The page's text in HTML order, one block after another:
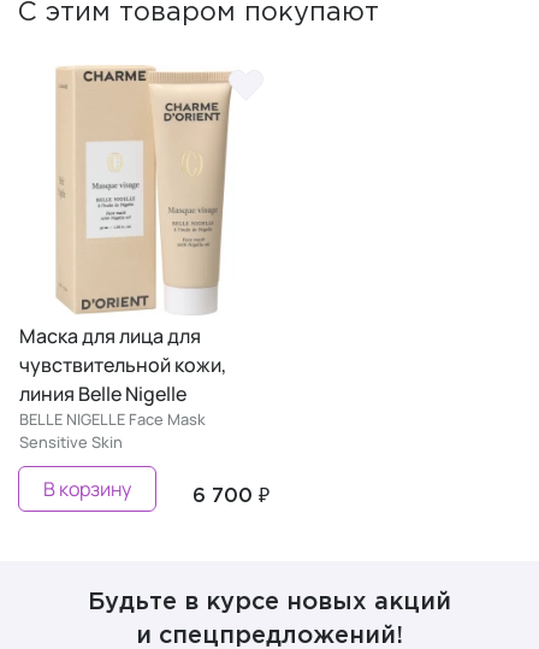
С этим товаром покупают
Маска для лица для
чувствительной кожи,
линия Belle Nigelle
BELLE NIGELLE Face Mask
Sensitive Skin
6 700 ₽
В корзину
Будьте в курсе новых акций
и спецпредложений!